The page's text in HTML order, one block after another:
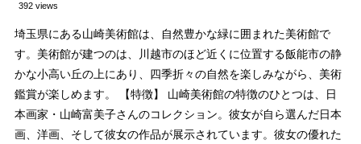
392 views
埼玉県にある山崎美術館は、自然豊かな緑に囲まれた美術館で
す。美術館が建つのは、川越市のほど近くに位置する飯能市の静
かな小高い丘の上にあり、四季折々の自然を楽しみながら、美術
鑑賞が楽しめます。 【特徴】 山崎美術館の特徴のひとつは、日
本画家・山崎富美子さんのコレクション。彼女が自ら選んだ日本
画、洋画、そして彼女の作品が展示されています。彼女の優れた